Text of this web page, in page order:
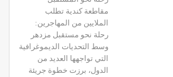
مقاطعة كندية تطلب
الملايين من المهاجرين:
رحلة نحو مستقبل مزدهر
وسط التحديات الديموغرافية
التي تواجهها العديد من
الدول، برزت خطوة جريئة